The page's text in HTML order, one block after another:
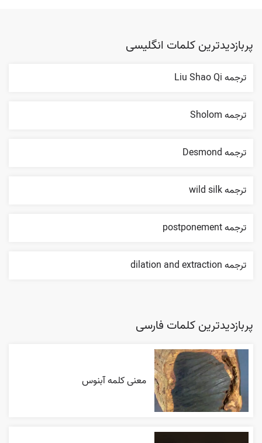
پربازدیدترین کلمات انگلیسی
ترجمه Liu Shao Qi
ترجمه Sholom
ترجمه Desmond
ترجمه wild silk
ترجمه postponement
ترجمه dilation and extraction
پربازدیدترین کلمات فارسی
معنی کلمه آبنوس